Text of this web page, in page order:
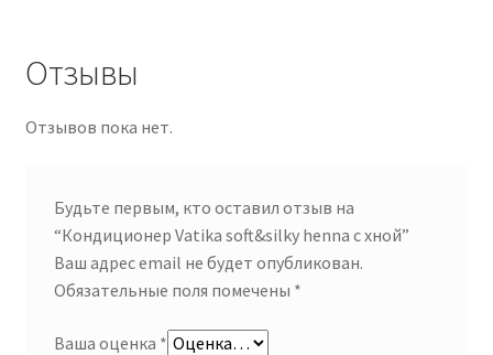
Отзывы
Отзывов пока нет.
Будьте первым, кто оставил отзыв на
“Кондиционер Vatika soft&silky henna с хной”
Ваш адрес email не будет опубликован.
Обязательные поля помечены *
Ваша оценка *